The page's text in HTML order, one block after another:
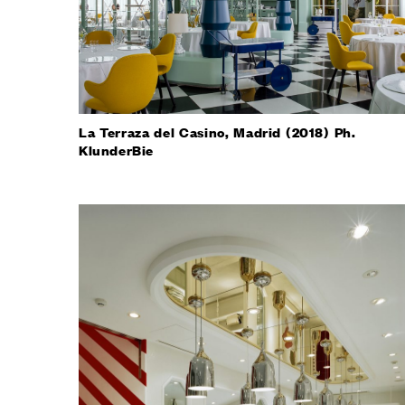
La Terraza del Casino, Madrid (2018) Ph.
KlunderBie